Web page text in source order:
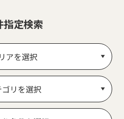
指定検索
アを選択
ゴリを選択